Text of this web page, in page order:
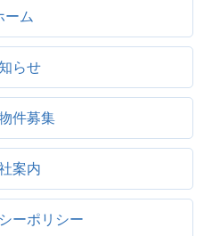
ーム
らせ
件募集
案内
ーポリシー